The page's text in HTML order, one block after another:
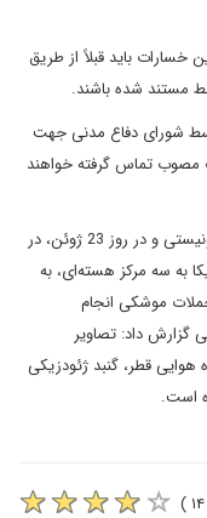
خسارات باید قبلاً از طریق
مستند شده باشند.
شورای دفاع مدنی جهت
مصوب تماس گرفته خواهند
ایران در بحبوحه جنگ تحمیلی 12 روزه رژیم صهیونیستی و در روز 23 ژوئن، در
به سه مرکز هسته‌ای، به
موشکی انجام
گزارش داد: تصاویر
هوایی قطر، گنبد ژئودزیکی
است.
)